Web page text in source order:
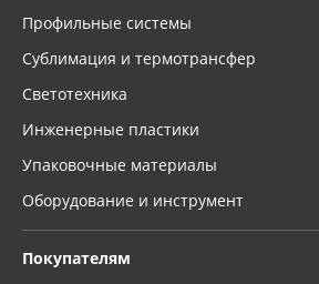
Профильные системы
Сублимация и термотрансфер
Светотехника
Инженерные пластики
Упаковочные материалы
Оборудование и инструмент
Покупателям